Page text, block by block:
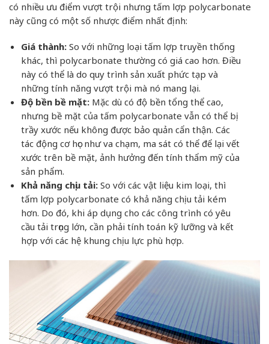
có nhiều ưu điểm vượt trội nhưng tấm lợp polycarbonate
này cũng có một số nhược điểm nhất định:
Giá thành:So với những loại tấm lợp truyền thống
khác, thì polycarbonate thường có giá cao hơn. Điều
này có thể là do quy trình sản xuất phức tạp và
những tính năng vượt trội mà nó mang lại.
Độ bền bề mặt: Mặc dù có độ bền tổng thể cao,
nhưng bề mặt của tấm polycarbonate vẫn có thể bị
trầy xước nếu không được bảo quản cẩn thận. Các
tác động cơ học như va chạm, ma sát có thể để lại vết
xước trên bề mặt, ảnh hưởng đến tính thẩm mỹ của
sản phẩm.
Khả năng chịu tải: So với các vật liệu kim loại, thì
tấm lợp polycarbonate có khả năng chịu tải kém
hơn. Do đó, khi áp dụng cho các công trình có yêu
cầu tải trọng lớn, cần phải tính toán kỹ lưỡng và kết
hợp với các hệ khung chịu lực phù hợp.